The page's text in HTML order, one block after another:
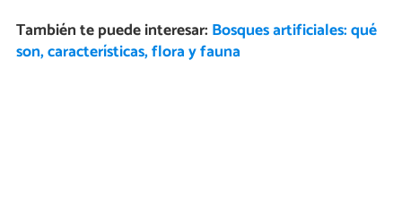
También te puede interesar: Bosques artificiales: qué
son, características, flora y fauna